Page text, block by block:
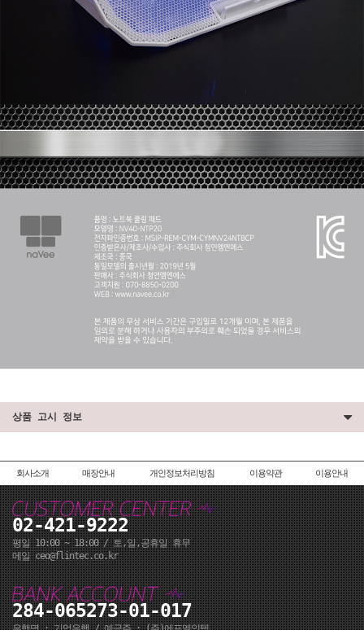
상품 고시 정보
회사소개 매장안내 개인정보처리방침 이용약관 이용안내
02-421-9222
평일 10:00 ~ 18:00 / 토,일,공휴일 휴무
메일 ceo@flintec.co.kr
284-065273-01-017